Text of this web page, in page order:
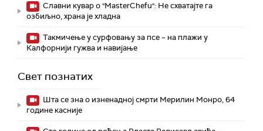
Славни кувар о "MasterChefu": Не схватајте га
озбиљно, храна је хладна
Такмичење у сурфовању за псе – на плажи у
Калфорнији гужва и навијање
Свет познатих
Шта се зна о изненадној смрти Мерилин Монро, 64
године касније